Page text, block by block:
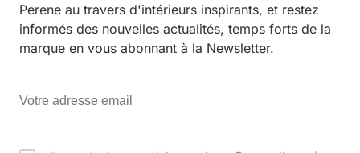
Perene au travers d'intérieurs inspirants, et restez
informés des nouvelles actualités, temps forts de la
marque en vous abonnant à la Newsletter.